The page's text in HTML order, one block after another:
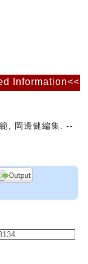
, 岡邊健編集. --
Information<<